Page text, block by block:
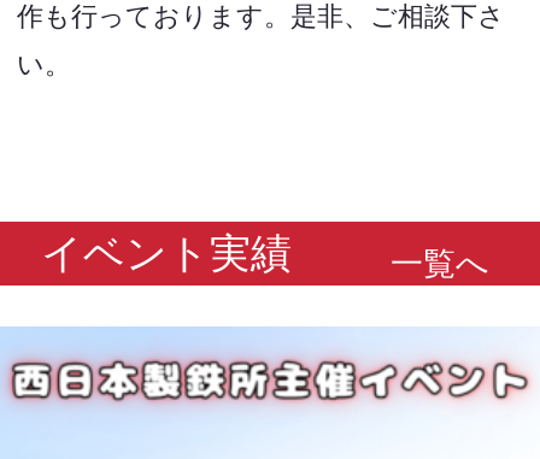
作も行っております。是非、ご相談下さ
い。
イベント実績 一覧へ